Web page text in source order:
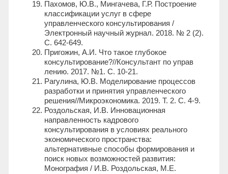
Пахомов, Ю.В., Мингачева, Г.Р. Построение
классификации услуг в сфере
управленческого консультирования /
Электронный научный журнал. 2018. № 2 (2).
С. 642-649.
Пригожин, А.И. Что такое глубокое
консультирование?//Консультант по управ
лению. 2017. №1. С. 10-21.
Рагулина, Ю.В. Моделирование процессов
разработки и принятия управленческого
решения//Микроэкономика. 2019. Т. 2. С. 4-9.
Роздольская, И.В. Инновационная
направленность кадрового
консультирования в условиях реального
экономического пространства:
альтернативные способы формирования и
поиск новых возможностей развития:
Монография / И.В. Роздольская, М.Е.